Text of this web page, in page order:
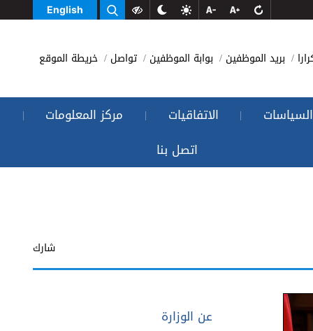
English
بريد الموظفين بوابة الموظفين تواصل خريطة الموقع
| الاتفاقيات | مركز المعلومات |
اتصل بنا
شارك
عن الوزارة